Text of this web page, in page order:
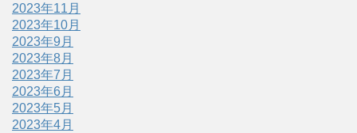
2023年11月
2023年10月
2023年9月
2023年8月
2023年7月
2023年6月
2023年5月
2023年4月